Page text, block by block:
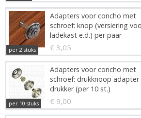
Adapters voor concho met
schroef: knop (versiering
ladekast e.d.) per paar
€ 3,05
per 2 stuks
Adapters voor concho met
schroef: drukknoop
drukker (per 10 st.)
€ 9,00
per 10 stuks